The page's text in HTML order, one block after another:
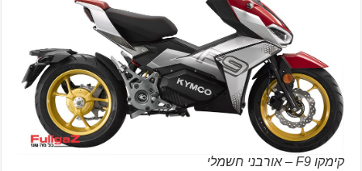
קימקו F9 – אורבני חשמלי